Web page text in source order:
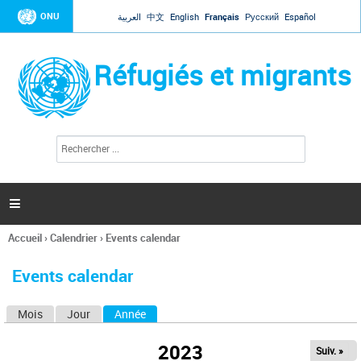
Jump to navigation
ONU العربية 中文 English Français Русский Español
Réfugiés et migrants
l
c
h
e

Vous
ici
Accueil›Calendrier› Events calendar
Events calendar
Mois Jour Année
2023 Suiv. »